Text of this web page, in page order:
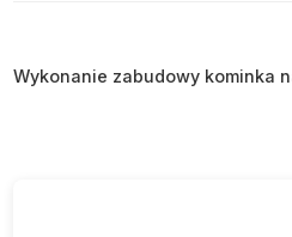
Wykonanie zabudowy kominka